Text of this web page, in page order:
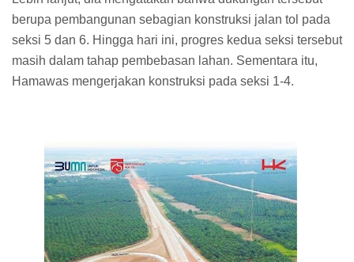
berupa pembangunan sebagian konstruksi jalan tol pada
seksi 5 dan 6. Hingga hari ini, progres kedua seksi tersebut
masih dalam tahap pembebasan lahan. Sementara itu,
Hamawas mengerjakan konstruksi pada seksi 1-4.